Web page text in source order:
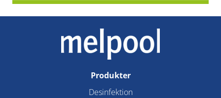
Produkter
Desinfektion